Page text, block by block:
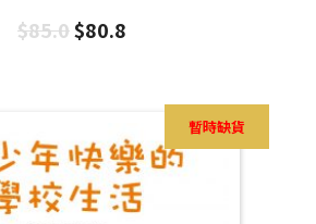
$85.0$80.8
暫時缺貨